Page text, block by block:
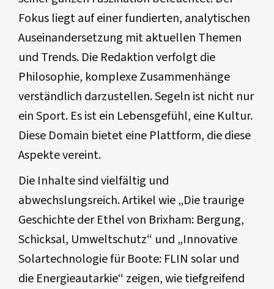
Fokus liegt auf einer fundierten, analytischen
Auseinandersetzung mit aktuellen Themen
und Trends. Die Redaktion verfolgt die
Philosophie, komplexe Zusammenhänge
verständlich darzustellen. Segeln ist nicht nur
ein Sport. Es ist ein Lebensgefühl, eine Kultur.
Diese Domain bietet eine Plattform, die diese
Aspekte vereint.
Die Inhalte sind vielfältig und
abwechslungsreich. Artikel wie „Die traurige
Geschichte der Ethel von Brixham: Bergung,
Schicksal, Umweltschutz“ und „Innovative
Solartechnologie für Boote: FLIN solar und
die Energieautarkie“ zeigen, wie tiefgreifend